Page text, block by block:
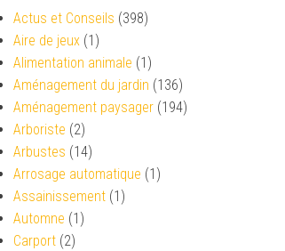
Actus et Conseils (398)
Aire de jeux (1)
Alimentation animale (1)
Aménagement du jardin (136)
Aménagement paysager (194)
Arboriste (2)
Arbustes (14)
Arrosage automatique (1)
Assainissement (1)
Automne (1)
Carport (2)